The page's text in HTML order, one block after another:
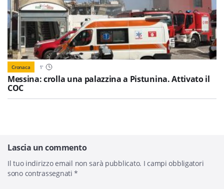
Cronaca 1'
Messina: crolla una palazzina a Pistunina. Attivato il
COC
Lascia un commento
Il tuo indirizzo email non sarà pubblicato. I campi obbligatori
sono contrassegnati*